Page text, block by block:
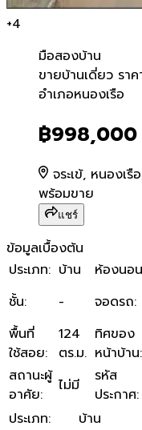
+4
มือสองบ้าน
ขายบ้าน
ขายบ้านเดี่ยว รา
อำเภอหนองเรือ
฿998,000
จระเข้, หนองเ
พร้อมขาย
แชร์
ข้อมูลเบื้องต้น
ประเภท: บ้าน ห้องนอน
ชั้น: - จอดรถ:
พื้นที่
ใช้สอย:
124
ตร.ม.
ทิศของ
หน้าบ้าน:
สถานะผู้
อาศัย: ไม่มี
รหัส
ประกาศ:
ประเภท: บ้าน